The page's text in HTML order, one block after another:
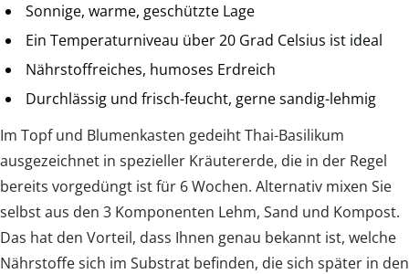
Sonnige, warme, geschützte Lage
Ein Temperaturniveau über 20 Grad Celsius ist ideal
Nährstoffreiches, humoses Erdreich
Durchlässig und frisch-feucht, gerne sandig-lehmig
Im Topf und Blumenkasten gedeiht Thai-Basilikum
ausgezeichnet in spezieller Kräutererde, die in der Regel
bereits vorgedüngt ist für 6 Wochen. Alternativ mixen Sie
selbst aus den 3 Komponenten Lehm, Sand und Kompost.
Das hat den Vorteil, dass Ihnen genau bekannt ist, welche
Nährstoffe sich im Substrat befinden, die sich später in den